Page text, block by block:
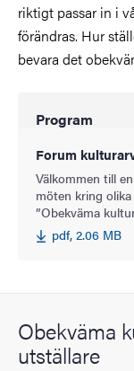
riktigt passar in i
förändras. Hur
bevara det
Program
Forum
Välkommen till
möten kring
”Obekväma
pdf, 2.06 MB
Obekväma
utställare